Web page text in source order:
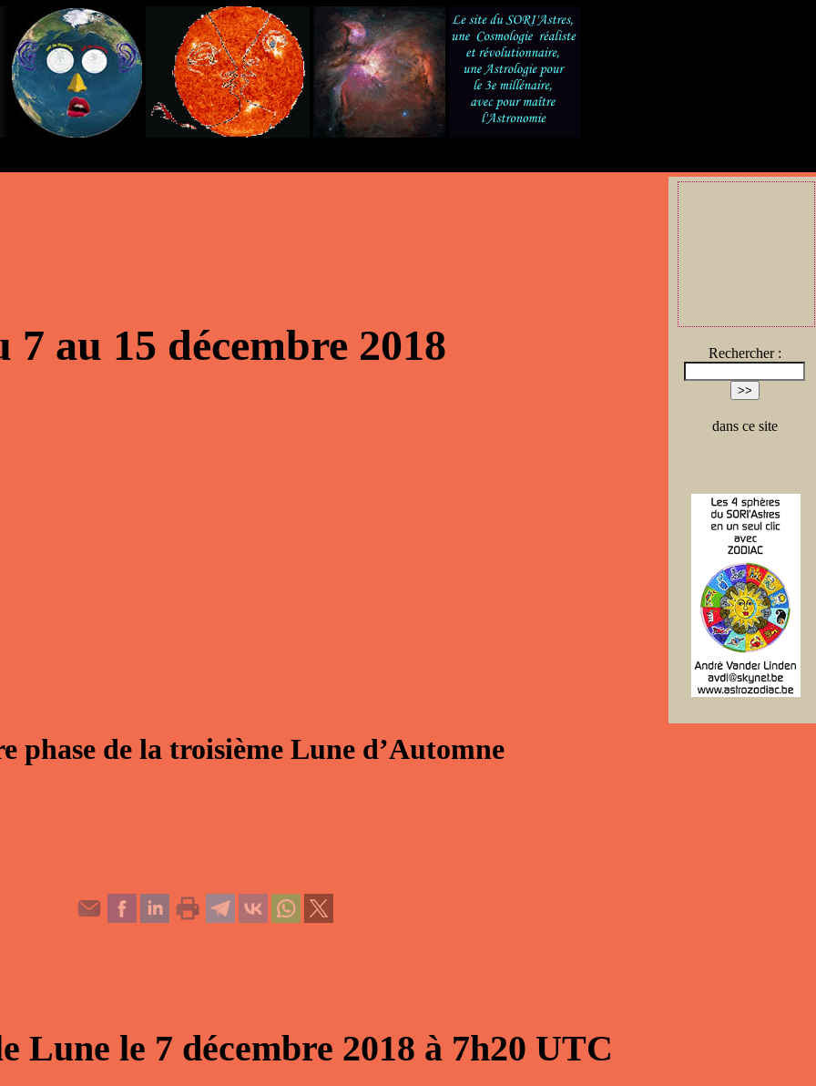
Rechercher :
dans ce site
7 au 15 décembre 2018
phase de la troisième Lune d’Automne
Lune le 7 décembre 2018 à 7h20 UTC